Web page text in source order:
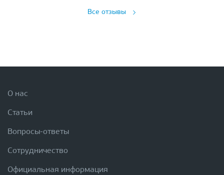
Все отзывы
О нас
Статьи
Вопросы-ответы
Сотрудничество
Официальная информация